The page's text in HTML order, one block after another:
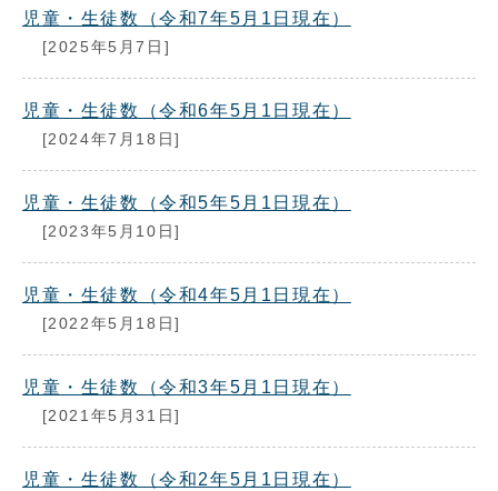
児童・生徒数（令和7年5月1日現在）
[2025年5月7日]
児童・生徒数（令和6年5月1日現在）
[2024年7月18日]
児童・生徒数（令和5年5月1日現在）
[2023年5月10日]
児童・生徒数（令和4年5月1日現在）
[2022年5月18日]
児童・生徒数（令和3年5月1日現在）
[2021年5月31日]
児童・生徒数（令和2年5月1日現在）